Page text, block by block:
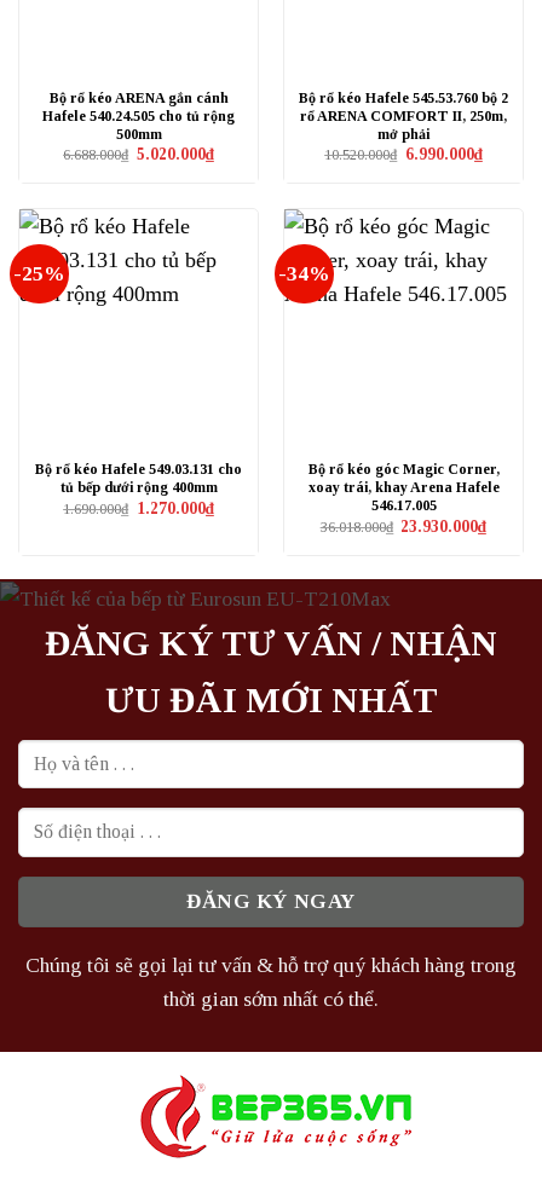
Bộ rổ kéo ARENA gắn cánh
Hafele 540.24.505 cho tủ rộng
500mm
6.688.000₫ Giá
5.020.000₫Giá
hiện
Bộ rổ kéo Hafele 545.53.760 bộ 2
rổ ARENA COMFORT II, 250m,
mở phải
10.520.000₫ Giá
6.990.000₫Giá
hiện
-25%
Bộ rổ kéo Hafele 549.03.131 cho
tủ bếp dưới rộng 400mm
1.690.000₫ Giá
1.270.000₫Giá
hiện
-34%
Bộ rổ kéo góc Magic Corner,
xoay trái, khay Arena Hafele
546.17.005
36.018.000₫ Giá
23.930.000₫Giá
hiện
ĐĂNG KÝ TƯ VẤN / NHẬN
ƯU ĐÃI MỚI NHẤT
Chúng tôi sẽ gọi lại tư vấn & hỗ trợ quý khách hàng trong
thời gian sớm nhất có thể.